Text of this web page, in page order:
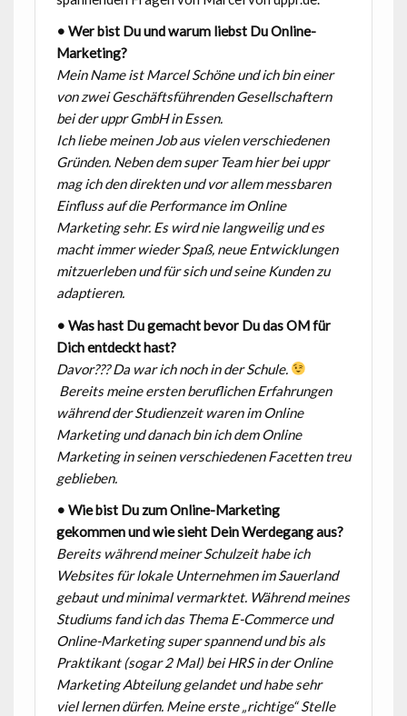
• Wer bist Du und warum liebst Du Online-
Marketing?
Mein Name ist Marcel Schöne und ich bin einer
von zwei GeschäftsführendenGesellschaftern
bei der uppr GmbH in Essen.
Ich liebe meinen Job aus vielen verschiedenen
Gründen. Neben dem super Teamhier bei uppr
mag ich den direkten und vor allem messbaren
Einfluss auf diePerformance im Online
Marketing sehr. Es wird nie langweilig und es
macht immerwieder Spaß, neue Entwicklungen
mitzuerleben und für sich und seine Kunden zu
adaptieren.
• Was hast Du gemacht bevor Du das OM für
Dich entdeckt hast?
Davor??? Da war ich noch in der Schule.
Bereits meine ersten beruflichen Erfahrungen
während der Studienzeit waren imOnline
Marketing und danach bin ich dem Online
Marketing in seinen verschiedenen Facetten treu
geblieben.
• Wie bist Du zum Online-Marketing
gekommen und wie sieht Dein Werdegang aus?
Bereits während meiner Schulzeit habe ich
Websites für lokale Unternehmen imSauerland
gebaut und minimal vermarktet. Während meines
Studiums fand ich das Thema E-Commerce und
Online-Marketing super spannend und bis als
Praktikant(sogar 2 Mal) bei HRS in der Online
Marketing Abteilung gelandet und habe sehr
viellernen dürfen. Meine erste „richtige“ Stelle